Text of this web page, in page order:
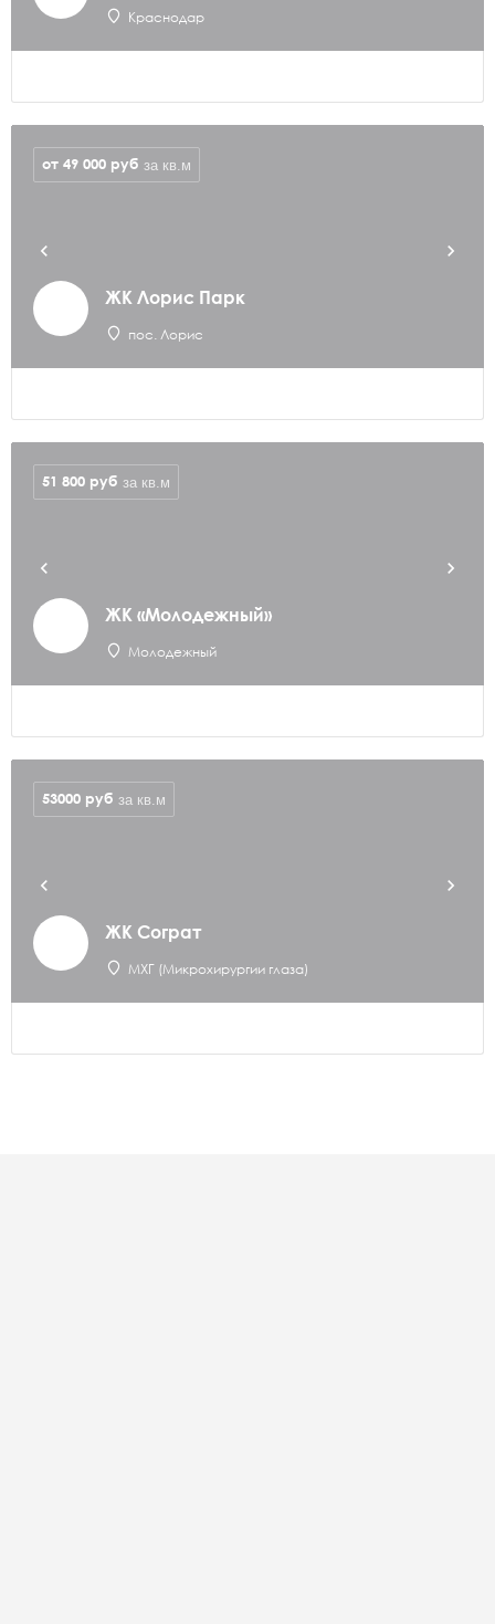
Краснодар
ЖК Лорис Парк
пос. Лорис
от 49 000 руб за кв.м
ЖК «Молодежный»
Молодежный
51 800 руб за кв.м
ЖК Сограт
МХГ (Микрохирургии глаза)
53000 руб за кв.м